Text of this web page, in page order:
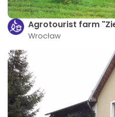
Agrotourist farm
Wrocław